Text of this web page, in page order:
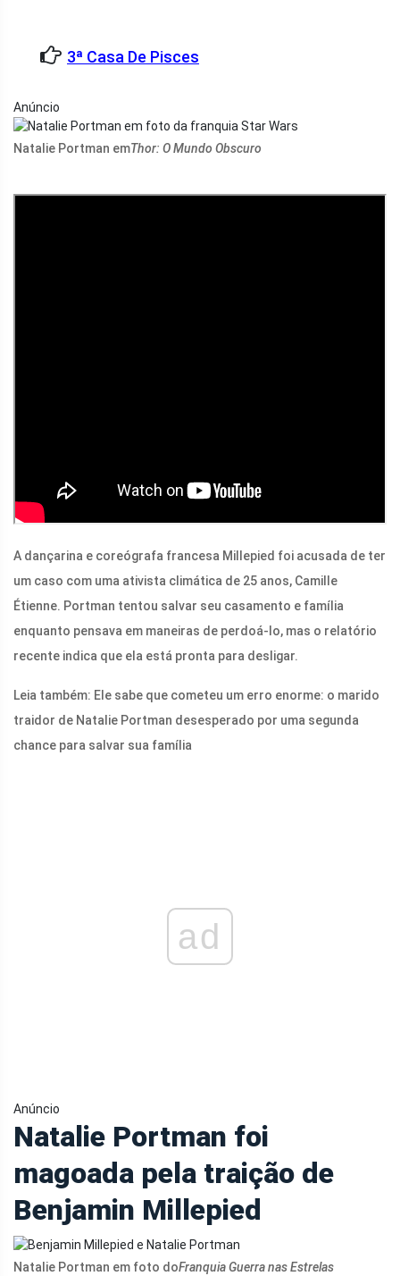
3ª Casa De Pisces
Anúncio
Natalie Portman emThor: O Mundo Obscuro
A dançarina e coreógrafa francesa Millepied foi acusada de ter
um caso com uma ativista climática de 25 anos, Camille
Étienne. Portman tentou salvar seu casamento e família
enquanto pensava em maneiras de perdoá-lo, mas o relatório
recente indica que ela está pronta para desligar.
Leia também: Ele sabe que cometeu um erro enorme: o marido
traidor de Natalie Portman desesperado por uma segunda
chance para salvar sua família
ad
Anúncio
Natalie Portman foi
magoada pela traição de
Benjamin Millepied
Natalie Portman em foto doFranquia Guerra nas Estrelas